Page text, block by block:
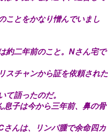
ことをかなり憎んでいまし
約二年前のこと。Nさん宅で
スチャンから証を依頼された
語ったのだ。
子は今から三年前、鼻の骨
んは、リンパ腫で余命四カ